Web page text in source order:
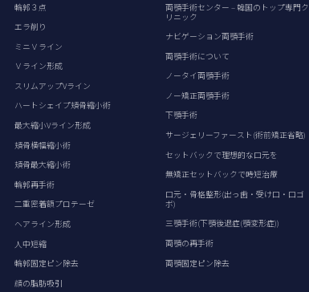
輪郭３点
エラ削り
ミニＶライン
Ｖライン形成
スリムアップVライン
ハートシェイプ頬骨縮小術
最大縮小Vライン形成
頬骨横幅縮小術
頬骨最大縮小術
輪郭再手術
二重密着額プロテーゼ
ヘアライン形成
人中短縮
輪郭固定ピン除去
顔の脂肪吸引
両顎手術センター – 韓国のトップ専門ク
リニック
ナビゲーション両顎手術
両顎手術について
ノータイ両顎手術
ノー矯正両顎手術
下顎手術
サージェリーファースト(術前矯正省略)
セットバックで理想的な口元を
無矯正セットバックで時短治療
口元・骨格整形(出っ歯・受け口・口ゴ
ボ)
三顎手術(下顎後退症(顎変形症))
両顎の再手術
両顎固定ピン除去